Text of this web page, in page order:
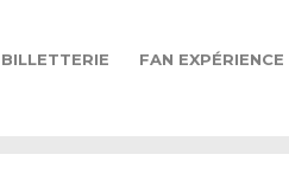
BILLETTERIE FAN EXPÉRIENCE